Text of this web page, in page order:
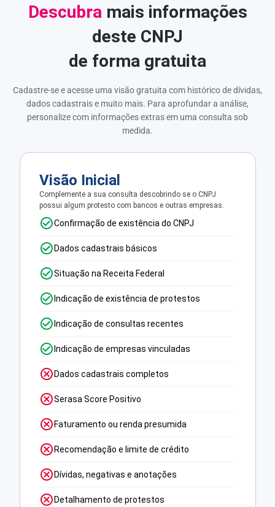
Descubra mais informações
deste CNPJ
de forma gratuita
Cadastre-se e acesse uma visão gratuita com histórico de dívidas,
dados cadastrais e muito mais. Para aprofundar a análise,
personalize com informações extras em uma consulta sob
medida.
Visão Inicial
Complemente a sua consulta descobrindo se o CNPJ
possui algum protesto com bancos e outras empresas.
Confirmação de existência do CNPJ
Dados cadastrais básicos
Situação na Receita Federal
Indicação de existência de protestos
Indicação de consultas recentes
Indicação de empresas vinculadas
Dados cadastrais completos
Serasa Score Positivo
Faturamento ou renda presumida
Recomendação e limite de crédito
Dívidas, negativas e anotações
Detalhamento de protestos